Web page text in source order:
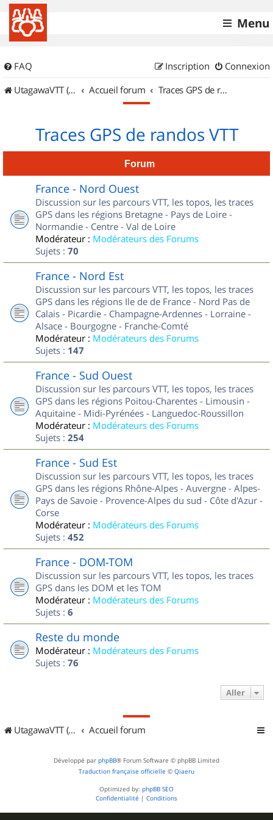
Menu
FAQ Connexion
Inscription
UtagawaVTT (Randos VTT et VTTAE avec traces GPS)
Accueil forum Traces GPS de randos VTT
Traces GPS de randos VTT
Forum
France - Nord Ouest
Discussion sur les parcours VTT, les topos, les traces
GPS dans les régions Bretagne - Pays de Loire -
Normandie - Centre - Val de Loire
Modérateur : Modérateurs des Forums
Sujets : 70
France - Nord Est
Discussion sur les parcours VTT, les topos, les traces
GPS dans les régions Ile de de France - Nord Pas de
Calais - Picardie - Champagne-Ardennes - Lorraine -
Alsace - Bourgogne - Franche-Comté
Modérateur : Modérateurs des Forums
Sujets : 147
France - Sud Ouest
Discussion sur les parcours VTT, les topos, les traces
GPS dans les régions Poitou-Charentes - Limousin -
Aquitaine - Midi-Pyrénées - Languedoc-Roussillon
Modérateur : Modérateurs des Forums
Sujets : 254
France - Sud Est
Discussion sur les parcours VTT, les topos, les traces
GPS dans les régions Rhône-Alpes - Auvergne - Alpes-
Pays de Savoie - Provence-Alpes du sud - Côte d'Azur -
Corse
Modérateur : Modérateurs des Forums
Sujets : 452
France - DOM-TOM
Discussion sur les parcours VTT, les topos, les traces
GPS dans les DOM et les TOM
Modérateur : Modérateurs des Forums
Sujets : 6
Reste du monde
Modérateur : Modérateurs des Forums
Sujets : 76
Aller
UtagawaVTT (Randos VTT et VTTAE avec traces GPS) Accueil forum
Développé par phpBB® Forum Software © phpBB Limited
Traduction française officielle © Qiaeru
Optimized by: phpBB SEO
Confidentialité | Conditions